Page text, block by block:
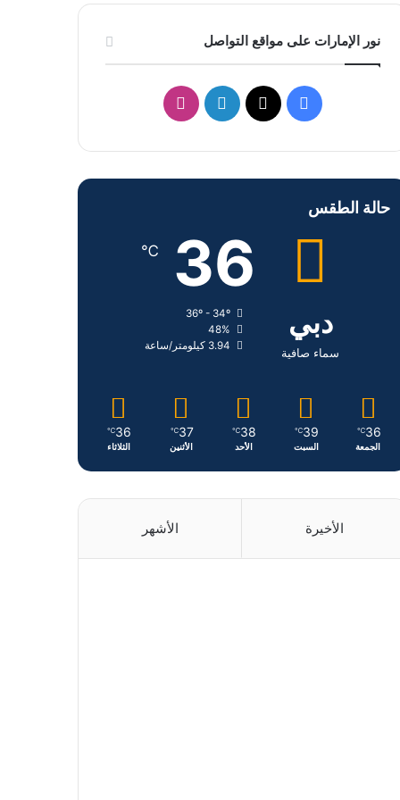
نور الإمارات على مواقع التواصل
س
ك
ن
د
ن
س
م
حالة الطقس
دبي
سماء صافية
36
℃
48%
3.94 كيلومتر/ساعة
36
℃
الجمعة
39
℃
السبت
38
℃
الأحد
37
℃
الأثنين
36
℃
الثلاثاء
الأخيرة الأشهر